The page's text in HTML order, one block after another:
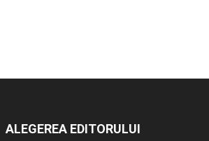
ALEGEREA EDITORULUI